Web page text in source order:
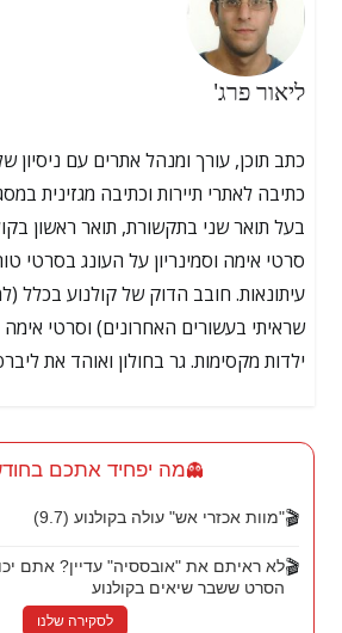
ליאור פרג'
כתיבה לאתרי תיירות וכתיבה מגזינית
בעל תואר שני בתקשורת, תואר ראשון
סרטי אימה וסמינריון על העונג בסרטי
ילדות מקסימות. גר בחולון ואוהד את
👻מה יפחיד אתכם
🎬"מוות אכזרי אש" עולה בקולנוע (9.7)
🎬לא ראיתם את "אובססיה" עדיין? אתם
הסרט ששבר שיאים בקולנוע
לסקירה שלנו